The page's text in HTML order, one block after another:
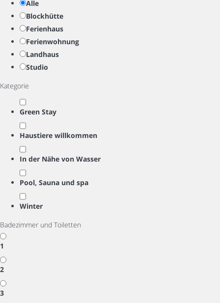
Alle
Blockhütte
Ferienhaus
Ferienwohnung
Landhaus
Studio
Kategorie
Green Stay
Haustiere willkommen
In der Nähe von Wasser
Pool, Sauna und spa
Winter
Badezimmer und Toiletten
1
2
3